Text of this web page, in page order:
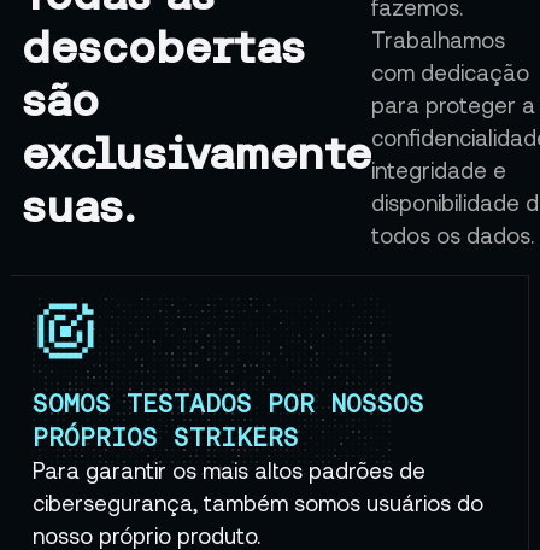
descobertas
são
exclusivamente
suas.
fazemos.
Trabalhamos
com dedicação
para proteger a
integridade e
disponibilidade
todos os dados.
SOMOS TESTADOS POR NOSSOS
PRÓPRIOS STRIKERS
Para garantir os mais altos padrões de
cibersegurança, também somos usuários do
nosso próprio produto.